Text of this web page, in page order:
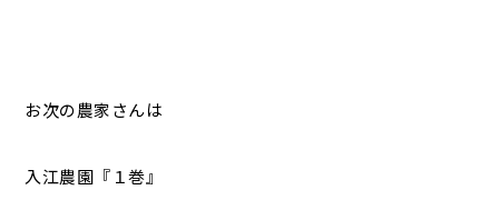
お次の農家さんは
入江農園『１巻』